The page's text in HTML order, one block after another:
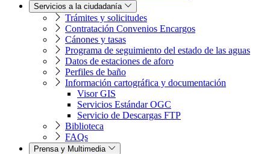
Servicios a la ciudadanía
Trámites y solicitudes
Contratación Convenios Encargos
Cánones y tasas
Programa de seguimiento del estado de las aguas
Datos de estaciones de aforo
Perfiles de baño
Información cartográfica y documentación
Visor GIS
Servicios Estándar OGC
Servicio de Descargas FTP
Biblioteca
FAQs
Prensa y Multimedia